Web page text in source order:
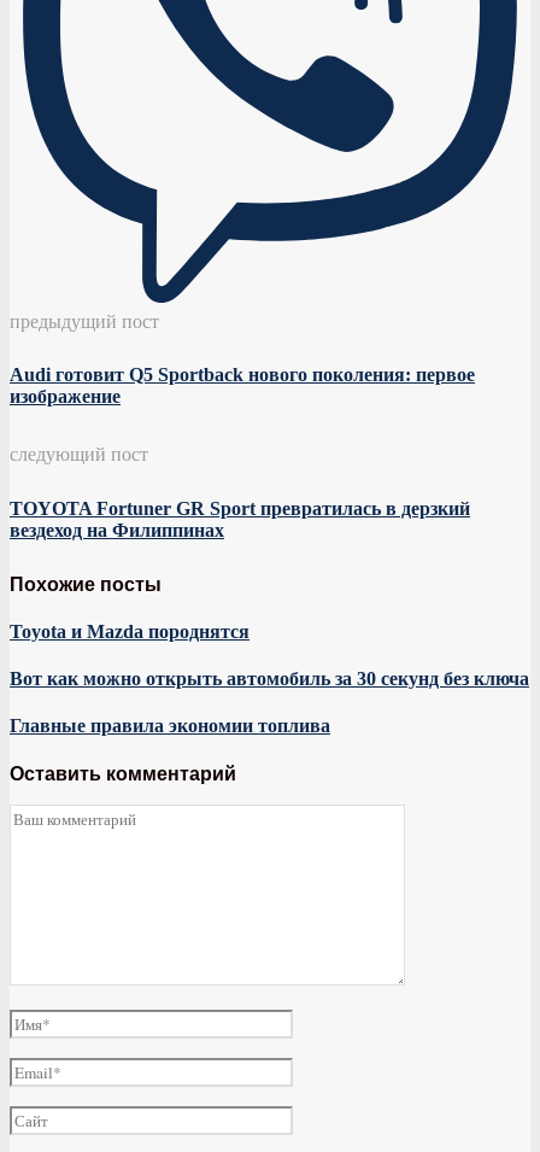
предыдущий пост
Audi готовит Q5 Sportback нового поколения: первое
изображение
следующий пост
TOYOTA Fortuner GR Sport превратилась в дерзкий
вездеход на Филиппинах
Похожие посты
Toyota и Mazda породнятся
Вот как можно открыть автомобиль за 30 секунд без ключа
Главные правила экономии топлива
Оставить комментарий